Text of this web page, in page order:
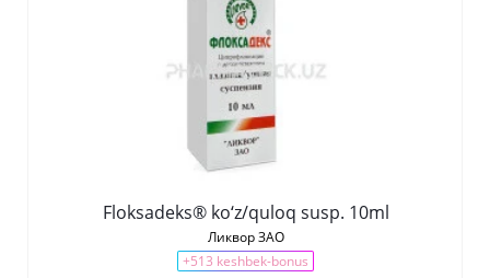
Floksadeks® ko‘z/quloq susp. 10ml
Ликвор ЗАО
+513 keshbek-bonus